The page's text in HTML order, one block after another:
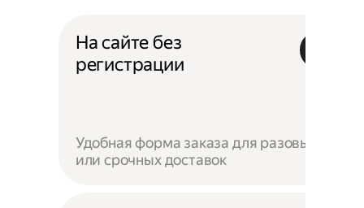
На сайте без
регистрации
Удобная форма заказа для разовых
или срочных доставок